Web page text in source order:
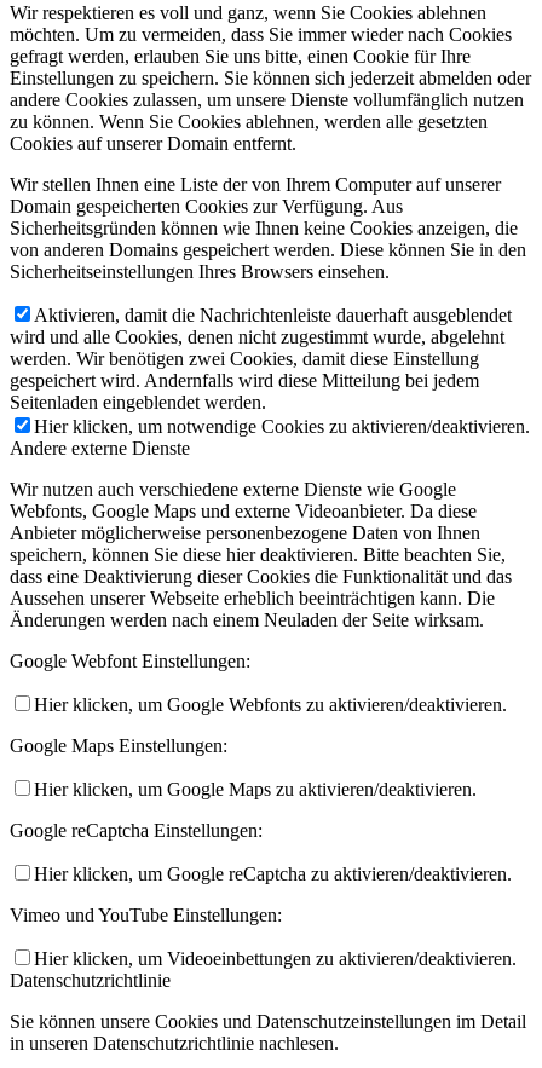
Wir respektieren es voll und ganz, wenn Sie Cookies ablehnen
möchten. Um zu vermeiden, dass Sie immer wieder nach Cookies
gefragt werden, erlauben Sie uns bitte, einen Cookie für Ihre
Einstellungen zu speichern. Sie können sich jederzeit abmelden oder
andere Cookies zulassen, um unsere Dienste vollumfänglich nutzen
zu können. Wenn Sie Cookies ablehnen, werden alle gesetzten
Cookies auf unserer Domain entfernt.
Wir stellen Ihnen eine Liste der von Ihrem Computer auf unserer
Domain gespeicherten Cookies zur Verfügung. Aus
Sicherheitsgründen können wie Ihnen keine Cookies anzeigen, die
von anderen Domains gespeichert werden. Diese können Sie in den
Sicherheitseinstellungen Ihres Browsers einsehen.
Aktivieren, damit die Nachrichtenleiste dauerhaft ausgeblendet
wird und alle Cookies, denen nicht zugestimmt wurde, abgelehnt
werden. Wir benötigen zwei Cookies, damit diese Einstellung
gespeichert wird. Andernfalls wird diese Mitteilung bei jedem
Seitenladen eingeblendet werden.
Hier klicken, um notwendige Cookies zu aktivieren/deaktivieren.
Andere externe Dienste
Wir nutzen auch verschiedene externe Dienste wie Google
Webfonts, Google Maps und externe Videoanbieter. Da diese
Anbieter möglicherweise personenbezogene Daten von Ihnen
speichern, können Sie diese hier deaktivieren. Bitte beachten Sie,
dass eine Deaktivierung dieser Cookies die Funktionalität und das
Aussehen unserer Webseite erheblich beeinträchtigen kann. Die
Änderungen werden nach einem Neuladen der Seite wirksam.
Google Webfont Einstellungen:
Hier klicken, um Google Webfonts zu aktivieren/deaktivieren.
Google Maps Einstellungen:
Hier klicken, um Google Maps zu aktivieren/deaktivieren.
Google reCaptcha Einstellungen:
Hier klicken, um Google reCaptcha zu aktivieren/deaktivieren.
Vimeo und YouTube Einstellungen:
Hier klicken, um Videoeinbettungen zu aktivieren/deaktivieren.
Datenschutzrichtlinie
Sie können unsere Cookies und Datenschutzeinstellungen im Detail
in unseren Datenschutzrichtlinie nachlesen.